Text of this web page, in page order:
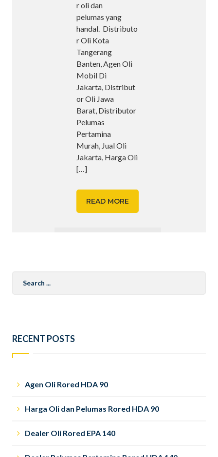
r oli dan
pelumas yang
handal. Distributo
r Oli Kota
Tangerang
Banten, Agen Oli
Mobil Di
Jakarta, Distribut
or Oli Jawa
Barat, Distributor
Pelumas
Pertamina
Murah, Jual Oli
Jakarta, Harga Oli
[…]
READ MORE
for:
RECENT POSTS
Agen Oli Rored HDA 90
Harga Oli dan Pelumas Rored HDA 90
Dealer Oli Rored EPA 140